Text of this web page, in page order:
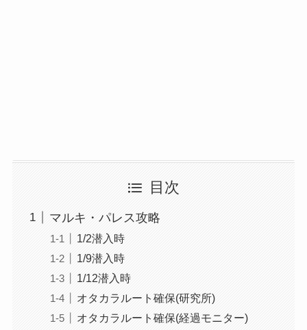
目次
マルキ・パレス攻略
1/2潜入時
1/9潜入時
1/12潜入時
オタカラルート確保(研究所)
オタカラルート確保(経過モニター)